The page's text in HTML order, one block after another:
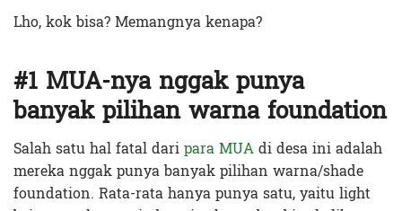
Lho, kok bisa? Memangnya kenapa?
#1 MUA-nya nggak punya
banyak pilihan warna foundation
Salah satu hal fatal daripara MUAdi desa ini adalah
mereka nggak punya banyak pilihan warna/shade
foundation. Rata-rata hanya punya satu, yaitu light